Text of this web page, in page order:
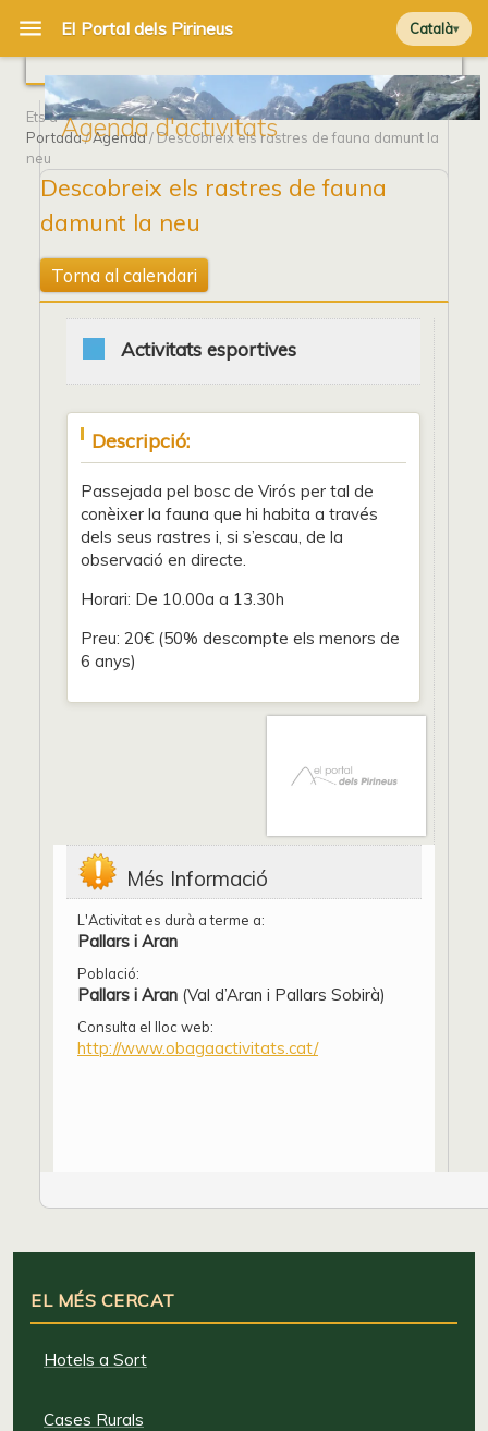
Català
Agenda d'activitats
Ets a
Portada/Agenda/ Descobreix els rastres de fauna damunt la
neu
Descobreix els rastres de fauna
damunt la neu
Torna al calendari
Activitats esportives
Descripció:
Passejada pel bosc de Virós per tal de
conèixer la fauna que hi habita a través
dels seus rastres i, si s’escau, de la
observació en directe.
Horari: De 10.00a a 13.30h
Preu: 20€ (50% descompte els menors de
6 anys)
Més Informació
L'Activitat es durà a terme a:
Pallars i Aran
Població:
Pallars i Aran (Val d’Aran i Pallars Sobirà)
Consulta el lloc web:
http://www.obagaactivitats.cat/
EL MÉS CERCAT
Hotels a Sort
Cases Rurals